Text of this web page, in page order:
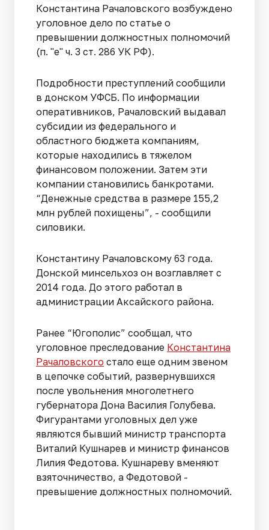
Константина Рачаловского возбуждено
уголовное дело по статье о
превышении должностных полномочий
(п. "е" ч. 3 ст. 286 УК РФ).
Подробности преступлений сообщили
в донском УФСБ. По информации
оперативников, Рачаловский выдавал
субсидии из федерального и
областного бюджета компаниям,
которые находились в тяжелом
финансовом положении. Затем эти
компании становились банкротами.
“Денежные средства в размере 155,2
млн рублей похищены”, - сообщили
силовики.
Константину Рачаловскому 63 года.
Донской минсельхоз он возглавляет с
2014 года. До этого работал в
администрации Аксайского района.
Ранее “Югополис” сообщал, что
уголовное преследование Константина
Рачаловского стало еще одним звеном
в цепочке событий, развернувшихся
после увольнения многолетнего
губернатора Дона Василия Голубева.
Фигурантами уголовных дел уже
являются бывший министр транспорта
Виталий Кушнарев и министр финансов
Лилия Федотова. Кушнареву вменяют
взяточничество, а Федотовой -
превышение должностных полномочий.